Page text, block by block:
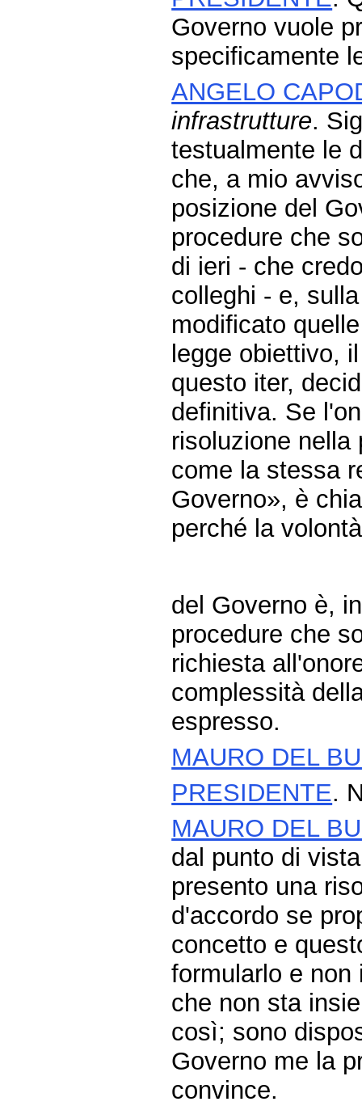
Governo vuole
specificamente
ANGELO
infrastrutture.
testualmente le
che, a mio
posizione del
procedure che
di ieri - che
colleghi - e,
modificato
legge obiettivo,
questo iter,
definitiva. Se
risoluzione nella
come la stessa
Governo», è
perché la volontà
del Governo è,
procedure che
richiesta
complessità
espresso.
MAURO DEL
PRESIDENTE.
MAURO DEL
dal punto di
presento una
d'accordo se
concetto e
formularlo e
che non sta
così; sono
Governo me la
convince.